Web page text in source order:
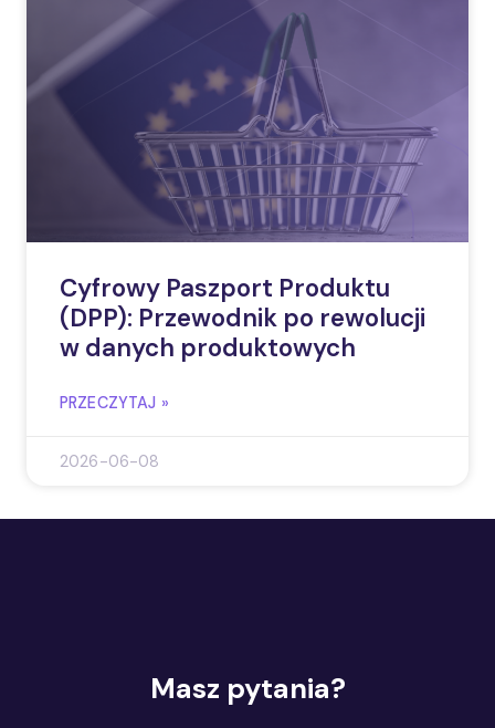
Cyfrowy Paszport Produktu
(DPP): Przewodnik po rewolucji
w danych produktowych
PRZECZYTAJ »
2026-06-08
Masz pytania?